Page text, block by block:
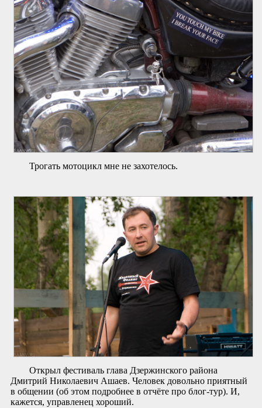
Трогать мотоцикл мне не захотелось.
Открыл фестиваль глава Дзержинского района
Дмитрий Николаевич Ашаев. Человек довольно приятный
в общении (об этом подробнее в отчёте про блог-тур). И,
кажется, управленец хороший.